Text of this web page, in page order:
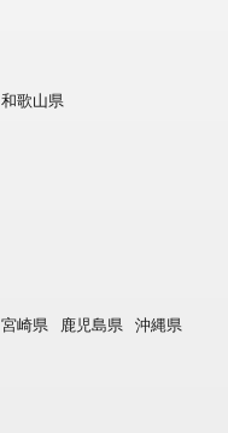
和歌山県
宮崎県 鹿児島県 沖縄県